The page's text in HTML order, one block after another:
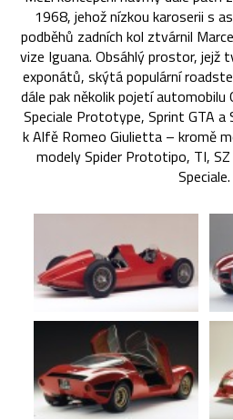
1968, jehož nízkou karoserii s
podběhů zadních kol ztvárnil
vize Iguana. Obsáhlý prostor,
exponátů, skýtá populární
dále pak několik pojetí automobilu
Speciale Prototype, Sprint GTA a
k Alfě Romeo Giulietta – kromě
modely Spider Prototipo, TI, SZ
Speciale.